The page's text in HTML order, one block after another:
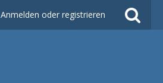
Anmelden oder registrieren